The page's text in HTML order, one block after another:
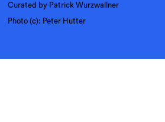
Curated by Patrick Wurzwallner
Photo (c): Peter Hutter